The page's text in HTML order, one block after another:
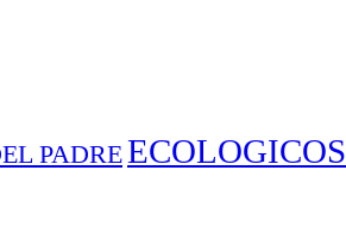
PADREECOLOGICOS